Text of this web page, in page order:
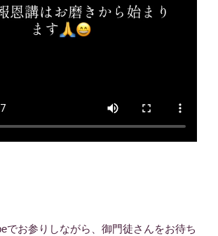
でお参りしながら、御門徒さんをお待ち